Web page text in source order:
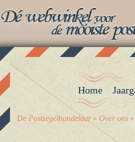
Home
De Postzegelhandelaar» Over ons »